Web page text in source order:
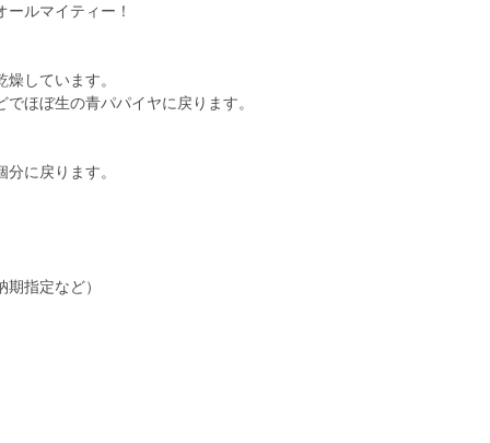
ルマイティー！
しています。
ほぼ生の青パパイヤに戻ります。
に戻ります。
指定など）